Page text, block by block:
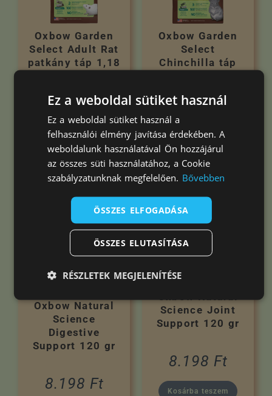
Oxbow Garden
Select Adult Rat
patkány táp 1,18
7.398 Ft
Kosárba teszem
Oxbow Garden
Select
Chinchilla táp
7.398
Kosárba teszem
Oxbow Natural
Science
Digestive
Support 120 gr
8.198 Ft
Science Joint
Support 120 gr
8.198 Ft
Kosárba teszem
Ez a weboldal sütiket használ
Ez a weboldal sütiket használ a
felhasználói élmény javítása érdekében. A
weboldalunk használatával Ön hozzájárul
az összes süti használatához, a Cookie
szabályzatunknak megfelelően. Bővebben
ÖSSZES ELFOGADÁSA
ÖSSZES ELUTASÍTÁSA
RÉSZLETEK MEGJELENÍTÉSE